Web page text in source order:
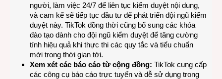
người, làm việc 24/7 để liên tục kiểm duyệt nội dung,
và cam kế sẽ tiếp tục đầu tư để phát triển đội ngũ kiểm
duyệt này. TikTok đồng thời cũng bổ sung các khóa
đào tạo dành cho đội ngũ kiểm duyệt để tăng cường
tính hiệu quả khi thực thi các quy tắc và tiểu chuẩn
mới trong thời gian tới.
Xem xét các báo cáo từ cộng đồng: TikTok cung cấp
các công cụ báo cáo trực tuyến và dễ sử dụng trong